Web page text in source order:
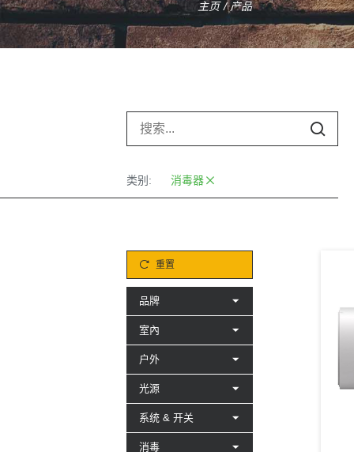
主页 产品
类别: 消毒器
重置
品牌
室內
户外
光源
系统 & 开关
消毒